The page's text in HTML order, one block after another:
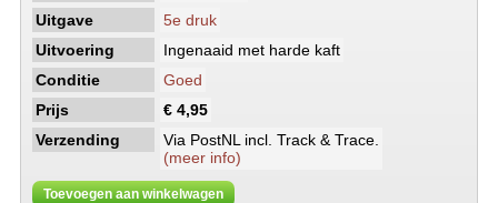
Uitgave
5e druk
Uitvoering
Ingenaaid met harde kaft
Conditie
Goed
Prijs
€ 4,95
Verzending
Via PostNL incl. Track & Trace.
(meer info)
Toevoegen aan winkelwagen